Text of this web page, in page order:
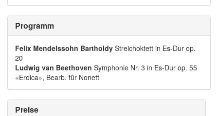
Programm
Felix Mendelssohn Bartholdy Streichoktett in Es-Dur op.
20
Ludwig van Beethoven Symphonie Nr. 3 in Es-Dur op. 55
«Eroica», Bearb. für Nonett
Preise